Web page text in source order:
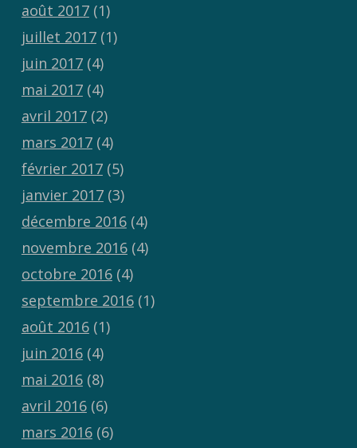
août 2017(1)
juillet 2017(1)
juin 2017(4)
mai 2017(4)
avril 2017(2)
mars 2017(4)
février 2017(5)
janvier 2017(3)
décembre 2016(4)
novembre 2016(4)
octobre 2016(4)
septembre 2016(1)
août 2016(1)
juin 2016(4)
mai 2016(8)
avril 2016(6)
mars 2016(6)